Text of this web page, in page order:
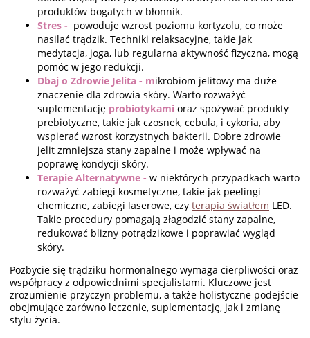
produktów bogatych w błonnik.
Stres - powoduje wzrost poziomu kortyzolu, co może
nasilać trądzik. Techniki relaksacyjne, takie jak
medytacja, joga, lub regularna aktywność fizyczna, mogą
pomóc w jego redukcji.
Dbaj o Zdrowie Jelita - mikrobiom jelitowy ma duże
znaczenie dla zdrowia skóry. Warto rozważyć
suplementację probiotykami oraz spożywać produkty
prebiotyczne, takie jak czosnek, cebula, i cykoria, aby
wspierać wzrost korzystnych bakterii. Dobre zdrowie
jelit zmniejsza stany zapalne i może wpływać na
poprawę kondycji skóry.
Terapie Alternatywne - w niektórych przypadkach warto
rozważyć zabiegi kosmetyczne, takie jak peelingi
chemiczne, zabiegi laserowe, czy terapia światłem LED.
Takie procedury pomagają złagodzić stany zapalne,
redukować blizny potrądzikowe i poprawiać wygląd
skóry.
Pozbycie się trądziku hormonalnego wymaga cierpliwości oraz
współpracy z odpowiednimi specjalistami. Kluczowe jest
zrozumienie przyczyn problemu, a także holistyczne podejście
obejmujące zarówno leczenie, suplementację, jak i zmianę
stylu życia.